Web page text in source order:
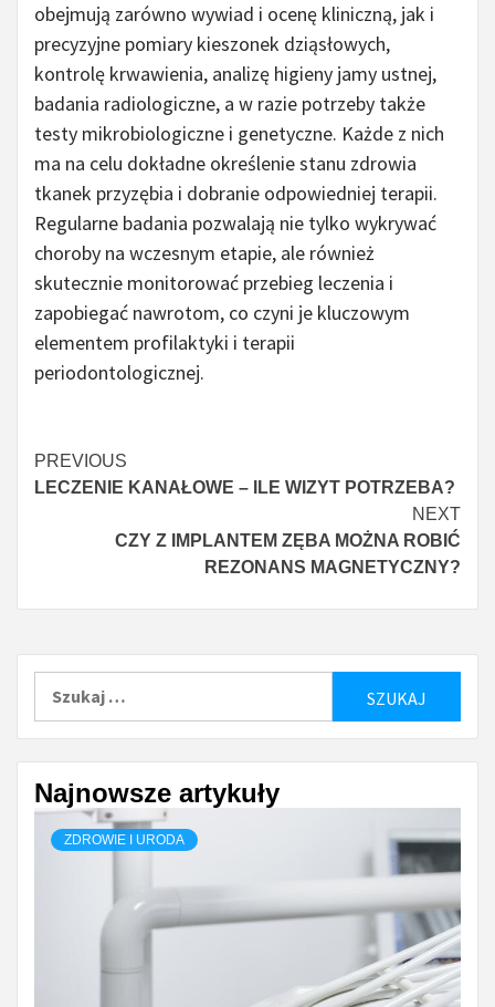
obejmują zarówno wywiad i ocenę kliniczną, jak i
precyzyjne pomiary kieszonek dziąsłowych,
kontrolę krwawienia, analizę higieny jamy ustnej,
badania radiologiczne, a w razie potrzeby także
testy mikrobiologiczne i genetyczne. Każde z nich
ma na celu dokładne określenie stanu zdrowia
tkanek przyzębia i dobranie odpowiedniej terapii.
Regularne badania pozwalają nie tylko wykrywać
choroby na wczesnym etapie, ale również
skutecznie monitorować przebieg leczenia i
zapobiegać nawrotom, co czyni je kluczowym
elementem profilaktyki i terapii
periodontologicznej.
Continue
Reading
PREVIOUS
LECZENIE KANAŁOWE – ILE WIZYT POTRZEBA?
NEXT
CZY Z IMPLANTEM ZĘBA MOŻNA ROBIĆ
REZONANS MAGNETYCZNY?
Najnowsze artykuły
ZDROWIE I URODA